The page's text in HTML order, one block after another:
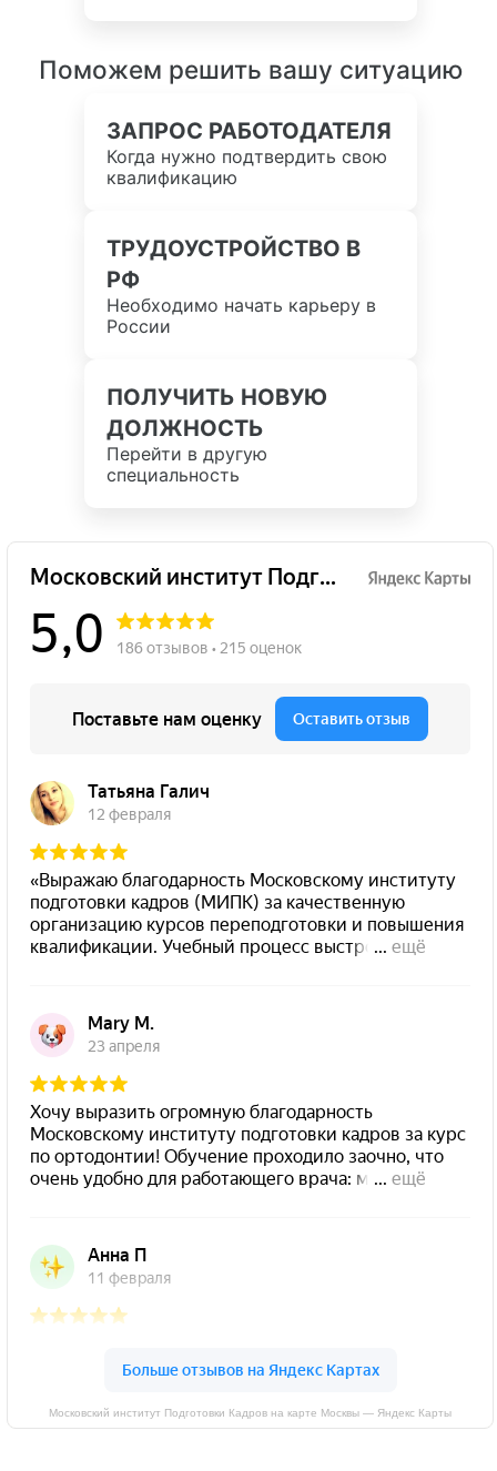
Поможем решить вашу ситуацию
ЗАПРОС РАБОТОДАТЕЛЯ
Когда нужно подтвердить свою
квалификацию
ТРУДОУСТРОЙСТВО В
РФ
Необходимо начать карьеру в
России
ПОЛУЧИТЬ НОВУЮ
ДОЛЖНОСТЬ
Перейти в другую
специальность
Московский институт Подготовки Кадров на карте Москвы — Яндекс Карты